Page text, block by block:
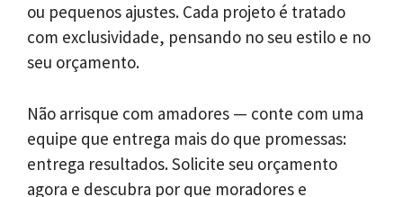
ou pequenos ajustes. Cada projeto é tratado
com exclusividade, pensando no seu estilo e no
seu orçamento.
Não arrisque com amadores — conte com uma
equipe que entrega mais do que promessas:
entrega resultados. Solicite seu orçamento
agora e descubra por que moradores e